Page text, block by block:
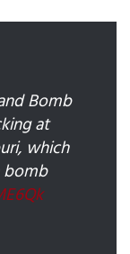
Bomb
at
which
bomb